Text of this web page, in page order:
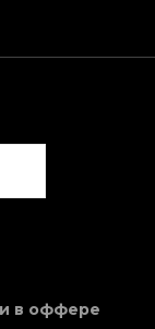
в оффере